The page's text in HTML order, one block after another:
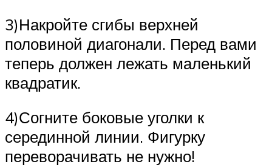
3)Накройте сгибы верхней
половиной диагонали. Перед вами
теперь должен лежать маленький
квадратик.
4)Согните боковые уголки к
серединной линии. Фигурку
переворачивать не нужно!